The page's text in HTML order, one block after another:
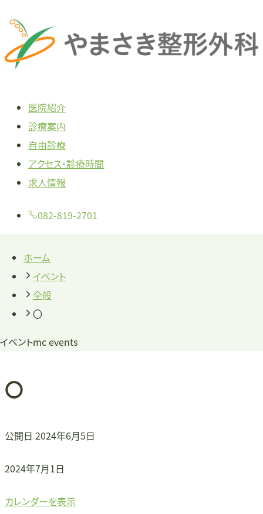
へ
医院紹介
診療案内
自由診療
アクセス・診療時間
求人情報
082-819-2701
イベントmc events
ホーム
イベント
全般
〇
〇
公開日 2024年6月5日
〇
2024年7月1日
カレンダーを表示